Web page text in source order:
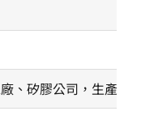
、矽膠公司，生產各